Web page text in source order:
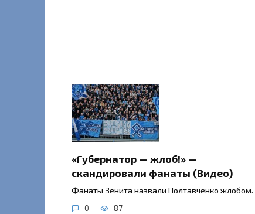
«Губернатор — жлоб!» —
скандировали фанаты (Видео)
Фанаты Зенита назвали Полтавченко жлобом.
0 87